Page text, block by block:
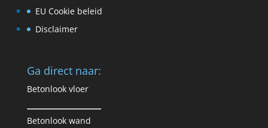
EU Cookie beleid
Disclaimer
Ga direct naar:
Betonlook vloer
Betonlook wand